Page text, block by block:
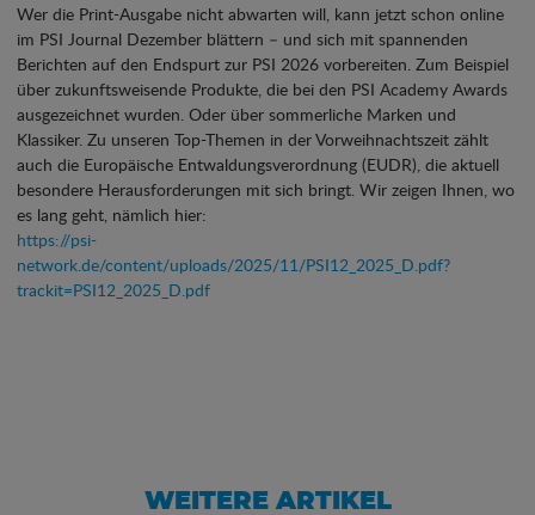
Wer die Print-Ausgabe nicht abwarten will, kann jetzt schon online
im PSI Journal Dezember blättern – und sich mit spannenden
Berichten auf den Endspurt zur PSI 2026 vorbereiten. Zum Beispiel
über zukunftsweisende Produkte, die bei den PSI Academy Awards
ausgezeichnet wurden. Oder über sommerliche Marken und
Klassiker. Zu unseren Top-Themen in der Vorweihnachtszeit zählt
auch die Europäische Entwaldungsverordnung (EUDR), die aktuell
besondere Herausforderungen mit sich bringt. Wir zeigen Ihnen, wo
es lang geht, nämlich hier:
https://psi-
network.de/content/uploads/2025/11/PSI12_2025_D.pdf?
trackit=PSI12_2025_D.pdf
WEITERE ARTIKEL